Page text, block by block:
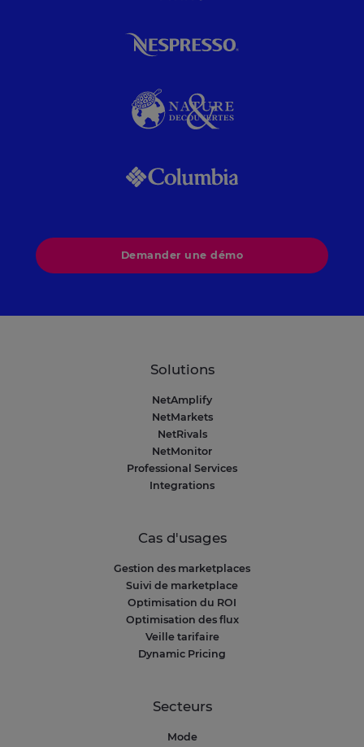
Demander une démo
Solutions
NetAmplify
NetMarkets
NetRivals
NetMonitor
Professional Services
Integrations
Cas d'usages
Gestion des marketplaces
Suivi de marketplace
Optimisation du ROI
Optimisation des flux
Veille tarifaire
Dynamic Pricing
Secteurs
Mode